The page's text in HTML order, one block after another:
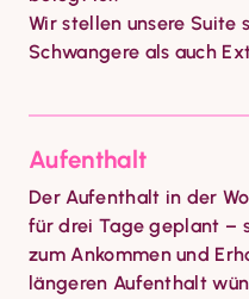
Wir stellen unsere Suite
Schwangere als auch
Aufenthalt
Der Aufenthalt in der
für drei Tage geplant –
zum Ankommen und
längeren Aufenthalt